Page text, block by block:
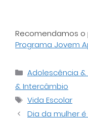
Recomendamos o
Programa Jovem
Categorias
Adolescência
& Intercâmbio
Tags
Vida Escolar
Dia da mulher